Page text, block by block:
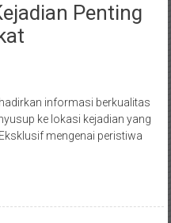
Penting
informasi berkualitas
ke lokasi kejadian yang
mengenai peristiwa